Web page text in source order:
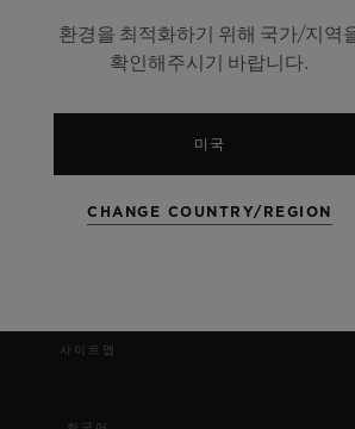
웹사이트 이용 약관
사이트맵
환경을 최적화하기 위해 국가/지역
확인해주시기 바랍니다.
미국
CHANGE COUNTRY/REGION